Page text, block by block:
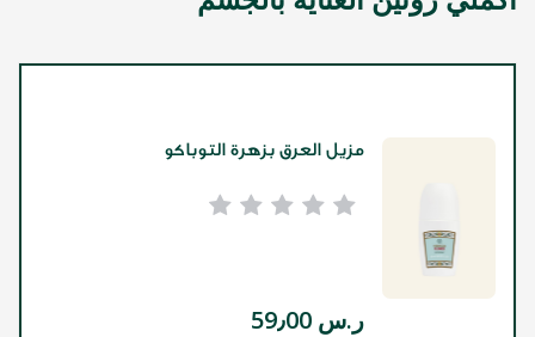
مزيل العرق بزهرة التوباكو
ر.س 59٫00